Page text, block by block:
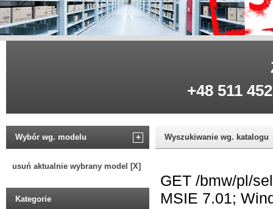
+48 511
Wybór wg. modelu +
usuń aktualnie wybrany model [X]
Kategorie
Wyszukiwanie wg. katalogu